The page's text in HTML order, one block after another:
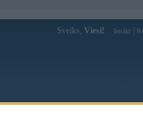
Sveiks, Viesi! Ienākt